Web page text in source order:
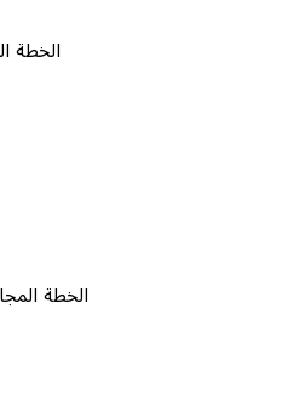
الخطة المجانية
الخطة المجانية ٠